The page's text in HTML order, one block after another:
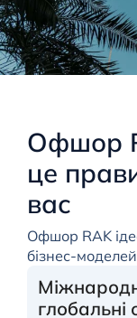
Офшор
це
вас
Офшор RAK
бізнес-моделей
глобальні